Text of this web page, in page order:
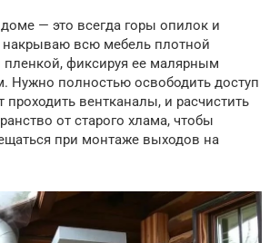
— это всегда горы опилок и
всю мебель плотной
пленкой, фиксируя ее малярным
Нужно полностью освободить доступ
проходить вентканалы, и расчистить
от старого хлама, чтобы
при монтаже выходов на